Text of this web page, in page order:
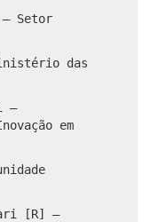
– Setor
das
–
em
[R] –